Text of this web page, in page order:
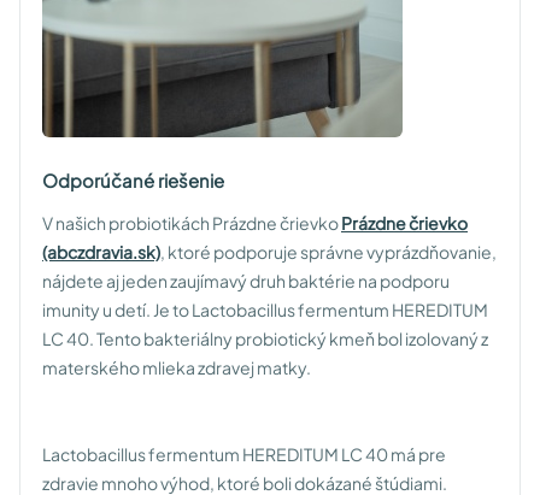
Odporúčané riešenie
V našich probiotikách Prázdne črievkoPrázdne črievko
(abczdravia.sk), ktoré podporuje správne vyprázdňovanie,
nájdete aj jeden zaujímavý druh baktérie na podporu
imunity u detí. Je to Lactobacillus fermentum HEREDITUM
LC 40. Tento bakteriálny probiotický kmeň bol izolovaný z
materského mlieka zdravej matky.
Lactobacillus fermentum HEREDITUM LC 40 má pre
zdravie mnoho výhod, ktoré boli dokázané štúdiami.